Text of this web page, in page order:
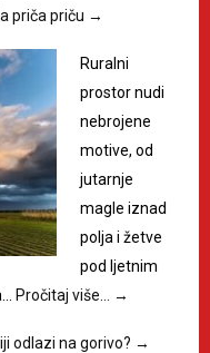
priča priču →
Ruralni
prostor nudi
nebrojene
motive, od
jutarnje
magle iznad
polja i žetve
pod ljetnim
Pročitaj više… →
odlazi na gorivo? →